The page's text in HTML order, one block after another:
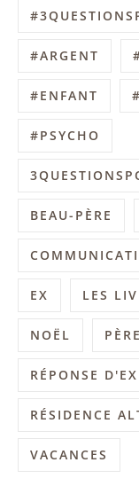
#ARGENT
#ENFANT
#PSYCHO
BEAU-PÈRE
EX LES
NOËL PÈRE
RÉPONSE
RÉSIDENCE
VACANCES